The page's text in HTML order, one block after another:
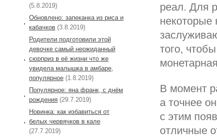
реал. Для
некоторые
того,
В момент
а точнее
с этим
отличные
(5.8.2019)
Обновлено: запеканка из риса и
кабачков (3.8.2019)
Родители подготовили этой
девочке самый неожиданный
сюрприз в её жизни что же
увидела малышка в амбаре,
популярное (1.8.2019)
Популярное: яна франк, с днём
рождения (29.7.2019)
Новинка: как избавиться от
белых червячков в кале
(27.7.2019)